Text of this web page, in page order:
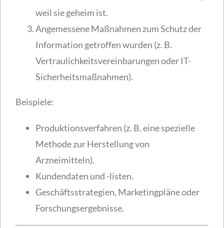
weil sie geheim ist.
Angemessene Maßnahmen zum Schutz der
Information getroffen wurden (z. B.
Vertraulichkeitsvereinbarungen oder IT-
Sicherheitsmaßnahmen).
Beispiele:
Produktionsverfahren (z. B. eine spezielle
Methode zur Herstellung von
Arzneimitteln).
Kundendaten und -listen.
Geschäftsstrategien, Marketingpläne oder
Forschungsergebnisse.